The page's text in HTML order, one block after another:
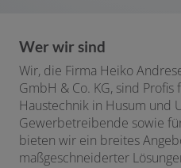
Wer wir sind
Wir, die Firma Heiko
GmbH & Co. KG, sind
Haustechnik in Husum und
Gewerbetreibende sowie
bieten wir ein breites
maßgeschneiderter